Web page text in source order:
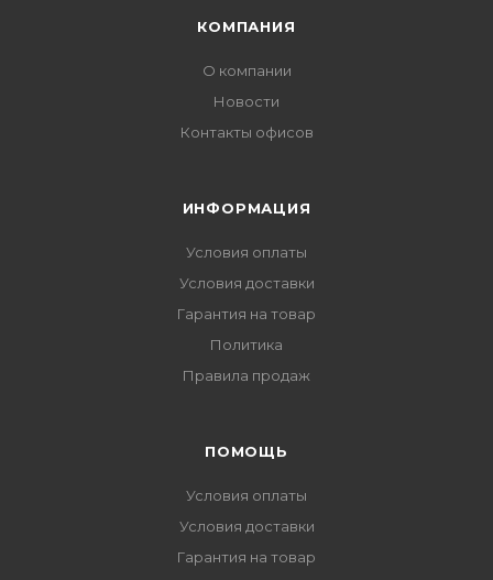
КОМПАНИЯ
О компании
Новости
Контакты офисов
ИНФОРМАЦИЯ
Условия оплаты
Условия доставки
Гарантия на товар
Политика
Правила продаж
ПОМОЩЬ
Условия оплаты
Условия доставки
Гарантия на товар